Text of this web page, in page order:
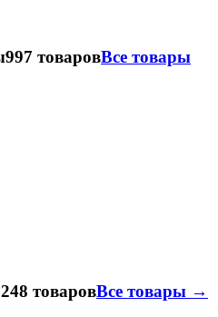
997 товаровВсе товары
товаровВсе товары →